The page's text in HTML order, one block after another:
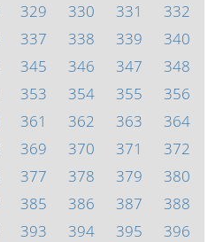
329 330 331
332
337 338 339
340
345 346 347
348
353 354 355
356
361 362 363
364
369 370 371
372
377 378 379
380
385 386 387
388
393 394 395
396